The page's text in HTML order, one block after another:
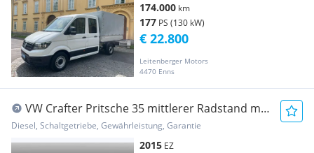
174.000 km
177 PS (130 kW)
Leitenberger Motors
4470 Enns
€ 22.800
VW Crafter Pritsche 35 mittlerer Radstand mit
Dopp... Transporter / Kastenwagen
Diesel, Schaltgetriebe, Gewährleistung, Garantie
2015 EZ